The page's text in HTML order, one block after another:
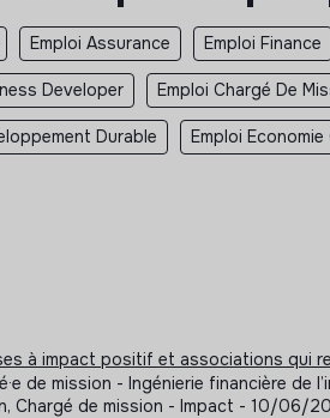
Emploi Assurance Emploi Finance
Developer Emploi Chargé De
Durable Emploi Economie
à impact positif et associations qui
de mission - Ingénierie financière
Chargé de mission - Impact - 10/06/